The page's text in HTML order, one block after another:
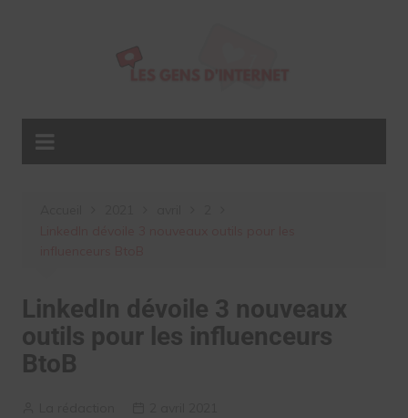
LinkedIn dévoile 3 nouveaux
outils pour les influenceurs
BtoB